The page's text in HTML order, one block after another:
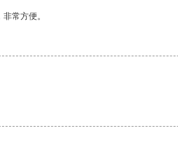
常方便。